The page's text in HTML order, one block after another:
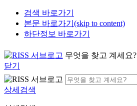
검색 바로가기
본문 바로가기(skip to content)
하단정보 바로가기
무엇을 찾고 계세요?
닫기
상세검색